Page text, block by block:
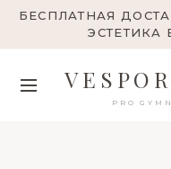
БЕСПЛАТНАЯ
PRO